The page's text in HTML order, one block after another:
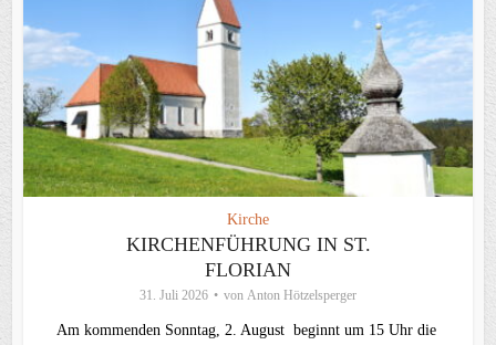
Kirche
KIRCHENFÜHRUNG IN ST.
FLORIAN
31. Juli 2026 von Anton Hötzelsperger
Am kommenden Sonntag, 2. August beginnt um 15 Uhr die